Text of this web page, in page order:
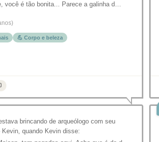
você é tão bonita... Parece a galinha d…
💪 Corpo e beleza
brincando de arqueólogo com seu
Kevin, quando Kevin disse: